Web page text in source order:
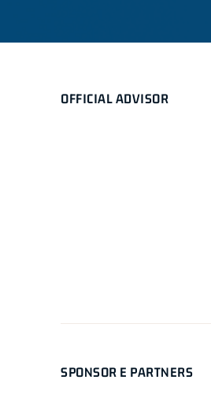
OFFICIAL ADVISOR
SPONSOR E PARTNERS